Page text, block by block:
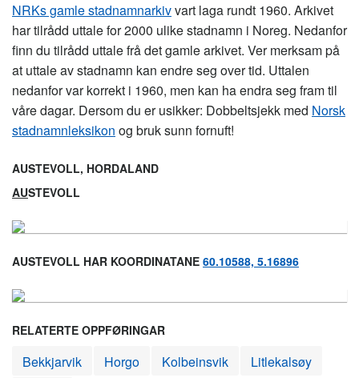
NRKs gamle stadnamnarkivvart laga rundt 1960. Arkivet
har tilrådd uttale for 2000 ulike stadnamn i Noreg. Nedanfor
finn du tilrådd uttale frå det gamle arkivet. Ver merksam på
at uttale av stadnamn kan endre seg over tid. Uttalen
nedanfor var korrekt i 1960, men kan ha endra seg fram til
våre dagar. Dersom du er usikker: Dobbeltsjekk med Norsk
stadnamnleksikon og bruk sunn fornuft!
AUSTEVOLL, HORDALAND
AUSTEVOLL
AUSTEVOLL HAR KOORDINATANE 60.10588, 5.16896
RELATERTE OPPFØRINGAR
Bekkjarvik Horgo Kolbeinsvik Litlekalsøy